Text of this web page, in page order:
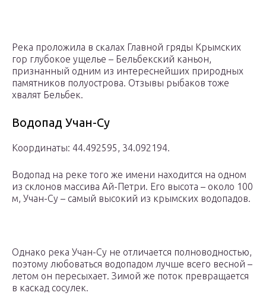
Река проложила в скалах Главной гряды Крымских
гор глубокое ущелье – Бельбекский каньон,
признанный одним из интереснейших природных
памятников полуострова. Отзывы рыбаков тоже
хвалят Бельбек.
Водопад Учан-Су
Координаты: 44.492595, 34.092194.
Водопад на реке того же имени находится на одном
из склонов массива Ай-Петри. Его высота – около 100
м, Учан-Су – самый высокий из крымских водопадов.
Однако река Учан-Су не отличается полноводностью,
поэтому любоваться водопадом лучше всего весной –
летом он пересыхает. Зимой же поток превращается
в каскад сосулек.